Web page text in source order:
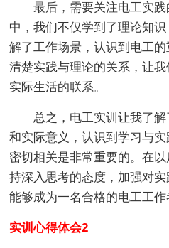
最后，需要关注电工实践
中，我们不仅学到了理论知
解了工作场景，认识到电工
清楚实践与理论的关系，让
实际生活的联系。
总之，电工实训让我了解
和实际意义，认识到学习与
密切相关是非常重要的。在
持深入思考的态度，加强对
能够成为一名合格的电工工作
实训心得体会2